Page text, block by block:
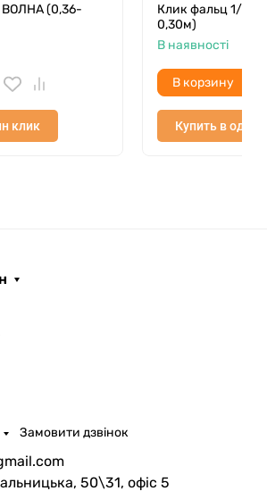
ВОЛНА (0,36-
клик
Клик фальц 1/3
0,30м)
В наявності
В корзину
Купить в один
Замовити дзвінок
50\31, офіс 5